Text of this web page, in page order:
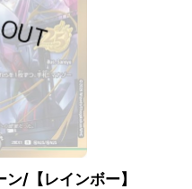
ン/【レインボー】